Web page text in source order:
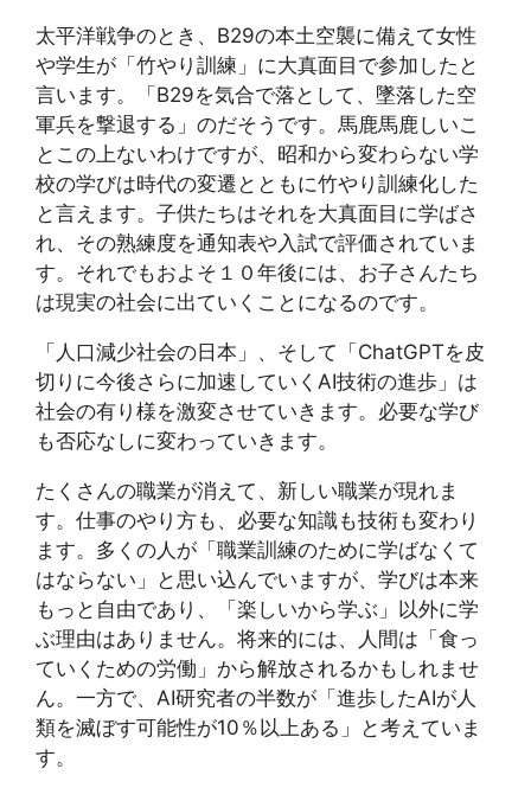
太平洋戦争のとき、B29の本土空襲に備えて女性
や学生が「竹やり訓練」に大真面目で参加したと
言います。「B29を気合で落として、墜落した空
軍兵を撃退する」のだそうです。馬鹿馬鹿しいこ
とこの上ないわけですが、昭和から変わらない学
校の学びは時代の変遷とともに竹やり訓練化した
と言えます。子供たちはそれを大真面目に学ばさ
れ、その熟練度を通知表や入試で評価されていま
す。それでもおよそ１０年後には、お子さんたち
は現実の社会に出ていくことになるのです。
「人口減少社会の日本」、そして「ChatGPTを皮
切りに今後さらに加速していくAI技術の進歩」は
社会の有り様を激変させていきます。必要な学び
も否応なしに変わっていきます。
たくさんの職業が消えて、新しい職業が現れま
す。仕事のやり方も、必要な知識も技術も変わり
ます。多くの人が「職業訓練のために学ばなくて
はならない」と思い込んでいますが、学びは本来
もっと自由であり、「楽しいから学ぶ」以外に学
ぶ理由はありません。将来的には、人間は「食っ
ていくための労働」から解放されるかもしれませ
ん。一方で、AI研究者の半数が「進歩したAIが人
類を滅ぼす可能性が10％以上ある」と考えていま
す。